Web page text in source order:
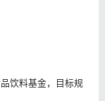
饮料基金，目标规